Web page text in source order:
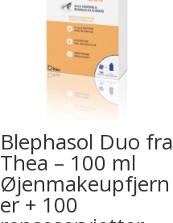
Blephasol Duo fra
Thea – 100 ml
Øjenmakeupfjern
er + 100